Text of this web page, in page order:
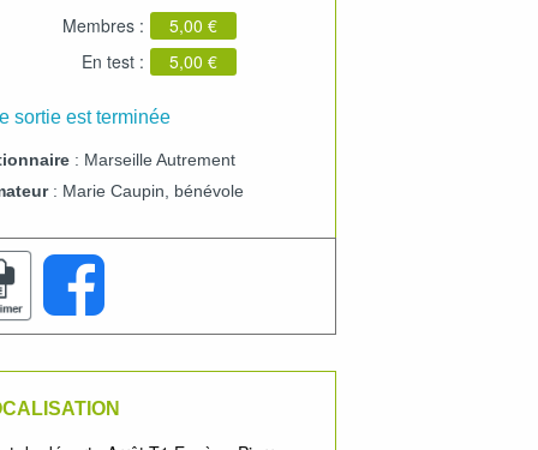
Membres :
5,00 €
En test :
5,00 €
sortie est terminée
: Marseille Autrement
: Marie Caupin, bénévole